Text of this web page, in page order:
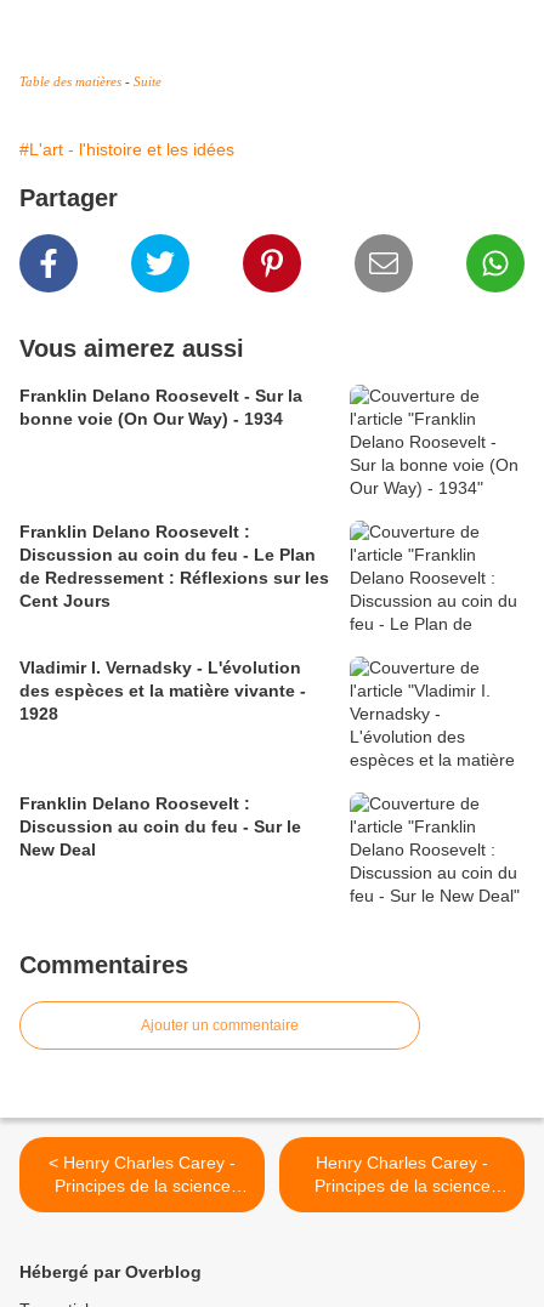
Table des matières - Suite
#L'art - l'histoire et les idées
Partager
Vous aimerez aussi
Franklin Delano Roosevelt - Sur la
bonne voie (On Our Way) - 1934
Franklin Delano Roosevelt :
Discussion au coin du feu - Le Plan
de Redressement : Réflexions sur les
Cent Jours
Vladimir I. Vernadsky - L'évolution
des espèces et la matière vivante -
1928
Franklin Delano Roosevelt :
Discussion au coin du feu - Sur le
New Deal
Commentaires
Ajouter un commentaire
< Henry Charles Carey -
Principes de la science
sociale - Tome I - Chapitre
Henry Charles Carey -
Principes de la science
sociale - Tome I - Chapitre
Hébergé par Overblog